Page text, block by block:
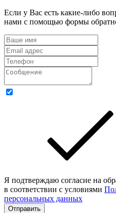
Если у Вас есть какие-либо
нами с помощью формы
Я подтверждаю согласие на
в соответствии с условиями
персональных данных
Отправить